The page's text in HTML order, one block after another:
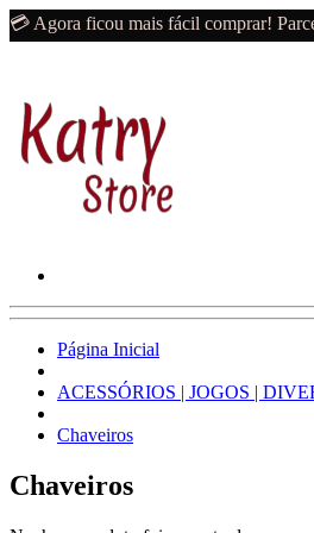
💳 Agora ficou mais fácil comprar!
Página Inicial
ACESSÓRIOS | JOGOS |
Chaveiros
Chaveiros